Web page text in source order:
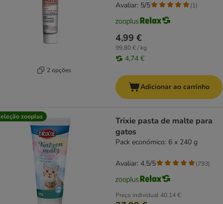
2 opções
4,99 €
99,80 € / kg
4,74 €
Avaliar: 5/5 (1)
Adicionar ao carrinho
zooplus
Trixie pasta de malte para
gatos
Pack económico: 6 x 240 g
Preço individual40,14 €
Avaliar: 4.5/5 (793)